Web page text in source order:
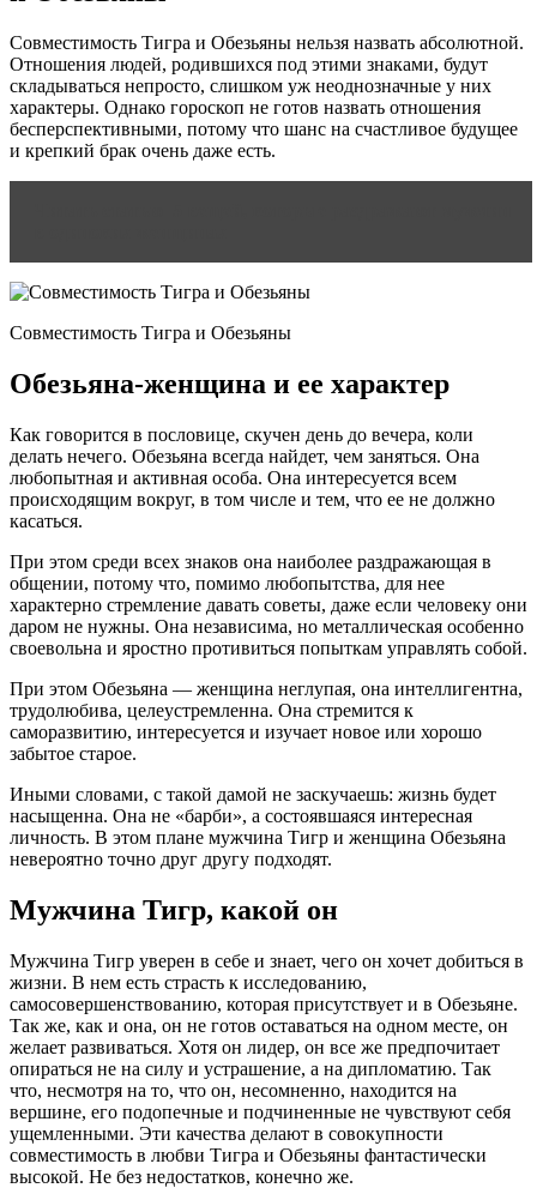
Совместимость Тигра и Обезьяны нельзя назвать абсолютной.
Отношения людей, родившихся под этими знаками, будут
складываться непросто, слишком уж неоднозначные у них
характеры. Однако гороскоп не готов назвать отношения
бесперспективными, потому что шанс на счастливое будущее
и крепкий брак очень даже есть.
Совместимость Тигра и Обезьяны
Обезьяна-женщина и ее характер
Как говорится в пословице, скучен день до вечера, коли
делать нечего. Обезьяна всегда найдет, чем заняться. Она
любопытная и активная особа. Она интересуется всем
происходящим вокруг, в том числе и тем, что ее не должно
касаться.
При этом среди всех знаков она наиболее раздражающая в
общении, потому что, помимо любопытства, для нее
характерно стремление давать советы, даже если человеку они
даром не нужны. Она независима, но металлическая особенно
своевольна и яростно противиться попыткам управлять собой.
При этом Обезьяна — женщина неглупая, она интеллигентна,
трудолюбива, целеустремленна. Она стремится к
саморазвитию, интересуется и изучает новое или хорошо
забытое старое.
Иными словами, с такой дамой не заскучаешь: жизнь будет
насыщенна. Она не «барби», а состоявшаяся интересная
личность. В этом плане мужчина Тигр и женщина Обезьяна
невероятно точно друг другу подходят.
Мужчина Тигр, какой он
Мужчина Тигр уверен в себе и знает, чего он хочет добиться в
жизни. В нем есть страсть к исследованию,
самосовершенствованию, которая присутствует и в Обезьяне.
Так же, как и она, он не готов оставаться на одном месте, он
желает развиваться. Хотя он лидер, он все же предпочитает
опираться не на силу и устрашение, а на дипломатию. Так
что, несмотря на то, что он, несомненно, находится на
вершине, его подопечные и подчиненные не чувствуют себя
ущемленными. Эти качества делают в совокупности
совместимость в любви Тигра и Обезьяны фантастически
высокой. Не без недостатков, конечно же.